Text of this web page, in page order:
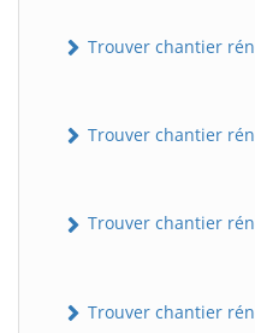
Trouver chantier
Trouver chantier
Trouver chantier
Trouver chantier